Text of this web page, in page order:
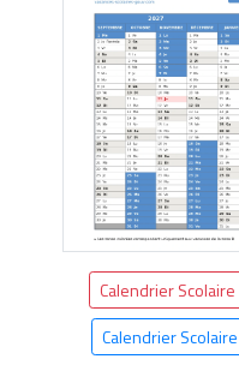
Calendrier Scolaire
Calendrier Scolaire